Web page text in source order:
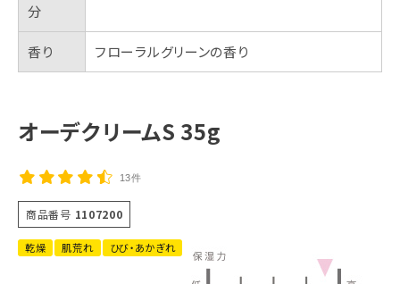
分
香り フローラルグリーンの香り
オーデクリームS 35g
13件
商品番号 1107200
乾燥 肌荒れ ひび・あかぎれ